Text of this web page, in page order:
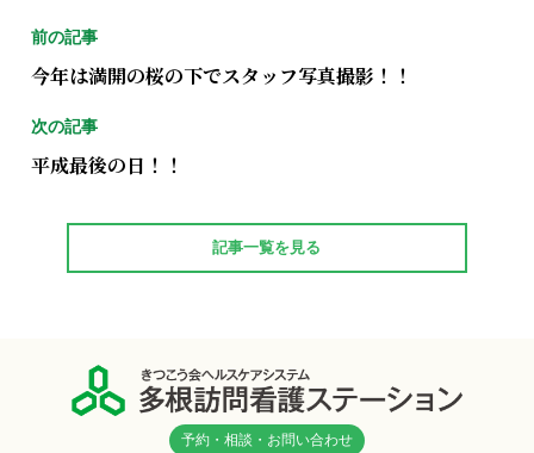
前の記事
今年は満開の桜の下でスタッフ写真撮影！！
次の記事
平成最後の日！！
記事一覧を見る
予約・相談・お問い合わせ